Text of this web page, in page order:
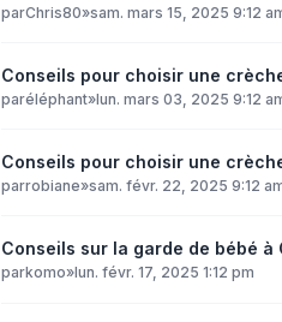
parChris80»sam. mars 15, 2025 9:12
Conseils pour choisir une
paréléphant»lun. mars 03, 2025 9:12
Conseils pour choisir une
parrobiane»sam. févr. 22, 2025 9:12
Conseils sur la garde de bébé à
parkomo»lun. févr. 17, 2025 1:12 pm